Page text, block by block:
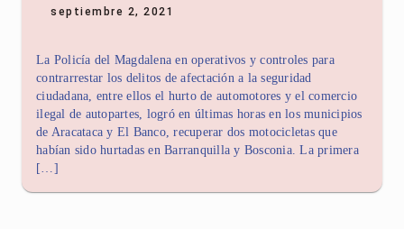
septiembre 2, 2021
La Policía del Magdalena en operativos y controles para
contrarrestar los delitos de afectación a la seguridad
ciudadana, entre ellos el hurto de automotores y el comercio
ilegal de autopartes, logró en últimas horas en los municipios
de Aracataca y El Banco, recuperar dos motocicletas que
habían sido hurtadas en Barranquilla y Bosconia. La primera
[…]